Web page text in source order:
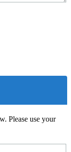
Please use your